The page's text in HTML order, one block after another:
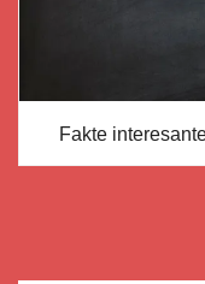
Fakte